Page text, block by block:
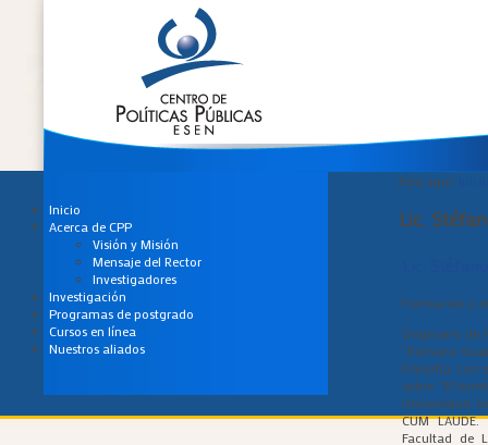
Inicio
Acerca de CPP
Visión y Misión
Mensaje del Rector
Investigadores
Investigación
Programas de postgrado
Cursos en línea
Nuestros aliados
Está aquí:
Lic.
Formación y
Originario de
“Romano
Filosofía con
sobre “El
Universidad
CUM
Facultad de